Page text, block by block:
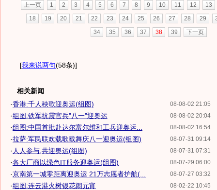
上一页 1 2 3 4 5 6 7 8 9 10 11 12
13
18
19 20 21 22 23 24 25 26 27 28 29
34
35 36 37 38 39 下一页
[我来说两句(58条)]
相关新闻
08-08-02 21:05
·香港:千人秧歌迎奥运(组图)
08-08-02 20:04
·组图:铁军抗震官兵"八一"迎奥运
08-08-02 16:54
·组图:中国首批赴达尔富尔维和工兵迎奥运...
08-07-31 09:14
·拉萨:军民联欢载歌载舞庆八一迎奥运(组图)
08-07-31 07:31
· 人人参与,共迎奥运(组图)
08-07-29 06:00
·各大厂商以绿色IT服务迎奥运(组图)
08-07-27 03:32
·京南第一城零距离迎奥运 21万志愿者护航(...
08-02-22 10:45
·组图:连云港火树银花闹元宵